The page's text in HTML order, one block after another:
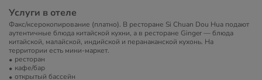
Услуги в отеле
Факс/ксерокопирование (платно). В ресторане Si Chuan Dou Hua подают
аутентичные блюда китайской кухни, а в ресторане Ginger — блюда
китайской, малайской, индийской и перанаканской кухонь. На
территории есть мини-маркет.
ресторан
кафе/бар
открытый бассейн